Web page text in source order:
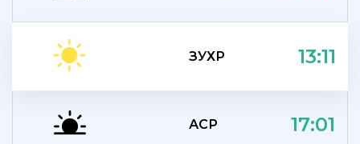
ЗУХР 13:11
АСР 17:01